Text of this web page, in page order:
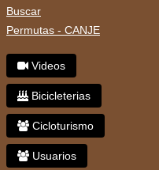
Buscar
Permutas - CANJE
Videos
Bicicleterias
Cicloturismo
Usuarios